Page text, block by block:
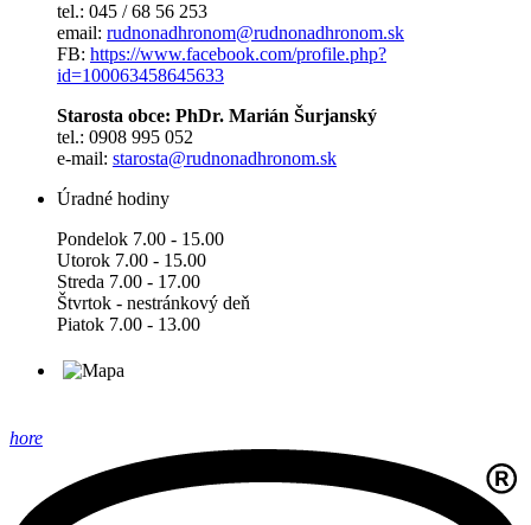
tel.: 045 / 68 56 253
email: rudnonadhronom@rudnonadhronom.sk
FB: https://www.facebook.com/profile.php?
id=100063458645633
Starosta obce: PhDr. Marián Šurjanský
tel.: 0908 995 052
e-mail: starosta@rudnonadhronom.sk
Úradné hodiny
Pondelok 7.00 - 15.00
Utorok 7.00 - 15.00
Streda 7.00 - 17.00
Štvrtok - nestránkový deň
Piatok 7.00 - 13.00
hore